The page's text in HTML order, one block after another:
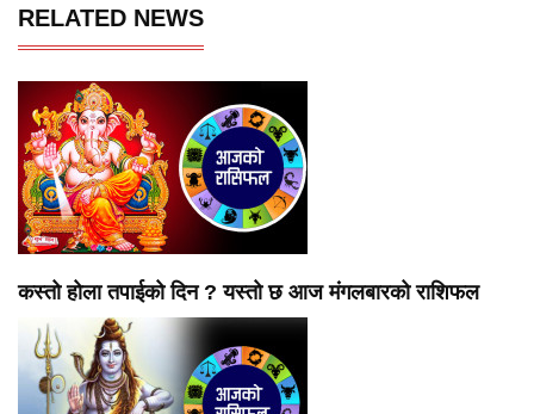
RELATED NEWS
कस्तो होला तपाईको दिन ? यस्तो छ आज मंगलबारको राशिफल